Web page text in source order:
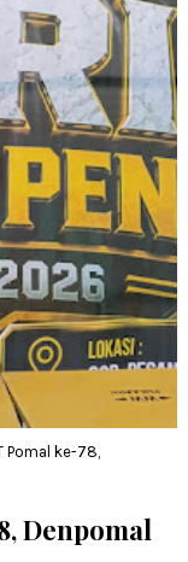
Pomal ke-78,
Denpomal